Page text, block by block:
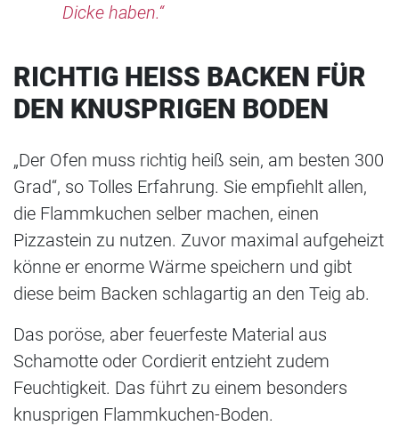
Dicke haben.“
RICHTIG HEISS BACKEN FÜR D
EN KNUSPRIGEN BODEN
„Der Ofen muss richtig heiß sein, am besten 300
Grad“, so Tolles Erfahrung. Sie empfiehlt allen,
die Flammkuchen selber machen, einen
Pizzastein zu nutzen. Zuvor maximal aufgeheizt
könne er enorme Wärme speichern und gibt
diese beim Backen schlagartig an den Teig ab.
Das poröse, aber feuerfeste Material aus
Schamotte oder Cordierit entzieht zudem
Feuchtigkeit. Das führt zu einem besonders
knusprigen Flammkuchen-Boden.